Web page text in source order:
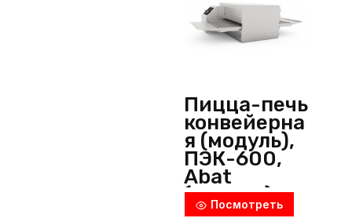
Пицца-печь
конвейерна
я (модуль),
ПЭК-600,
Abat
(Россия)
Посмотреть